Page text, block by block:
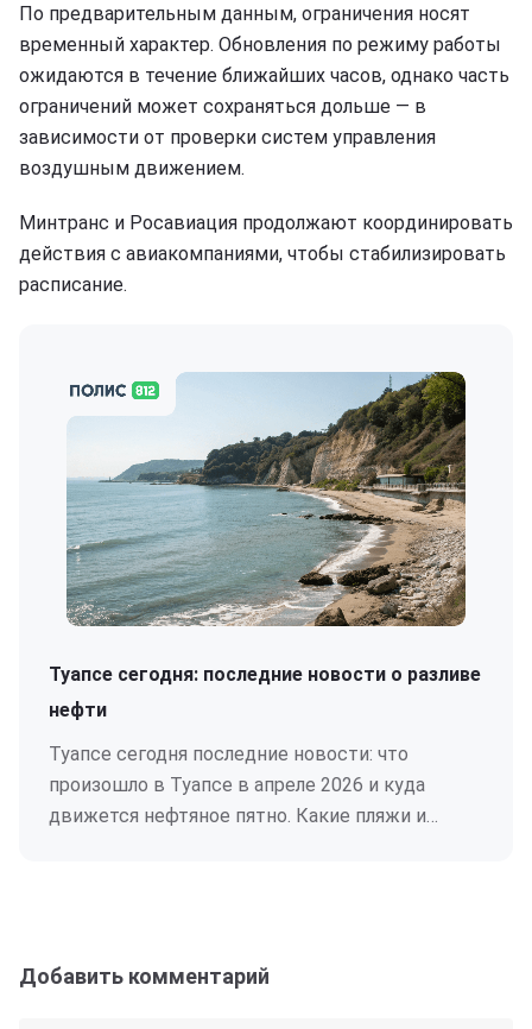
По предварительным данным, ограничения носят
временный характер. Обновления по режиму работы
ожидаются в течение ближайших часов, однако часть
ограничений может сохраняться дольше — в
зависимости от проверки систем управления
воздушным движением.
Минтранс и Росавиация продолжают координировать
действия с авиакомпаниями, чтобы стабилизировать
расписание.
Туапсе сегодня: последние новости о разливе
нефти
Туапсе сегодня последние новости: что
произошло в Туапсе в апреле 2026 и куда
движется нефтяное пятно. Какие пляжи и
Добавить комментарий